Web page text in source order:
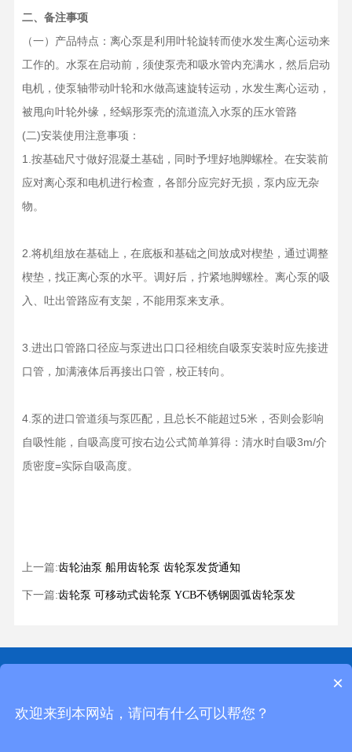
二、备注事项
（一）产品特点：离心泵是利用叶轮旋转而使水发生离心运动来
工作的。水泵在启动前，须使泵壳和吸水管内充满水，然后启动
电机，使泵轴带动叶轮和水做高速旋转运动，水发生离心运动，
被甩向叶轮外缘，经蜗形泵壳的流道流入水泵的压水管路
(二)安装使用注意事项：
1.按基础尺寸做好混凝土基础，同时予埋好地脚螺栓。在安装前
应对离心泵和电机进行检查，各部分应完好无损，泵内应无杂
物。
2.将机组放在基础上，在底板和基础之间放成对楔垫，通过调整
楔垫，找正离心泵的水平。调好后，拧紧地脚螺栓。离心泵的吸
入、吐出管路应有支架，不能用泵来支承。
3.进出口管路口径应与泵进出口口径相统自吸泵安装时应先接进
口管，加满液体后再接出口管，校正转向。
4.泵的进口管道须与泵匹配，且总长不能超过5米，否则会影响
自吸性能，自吸高度可按右边公式简单算得：清水时自吸3m/介
质密度=实际自吸高度。
上一篇:齿轮油泵 船用齿轮泵 齿轮泵发货通知
下一篇:齿轮泵 可移动式齿轮泵 YCB不锈钢圆弧齿轮泵发
地址：河北省泊头市付庄开发区
Copyright © 2012-2030 沧州海硕螺杆泵有限公司 版权所有 备案号：
×
欢迎来到本网站，请问有什么可以帮您？